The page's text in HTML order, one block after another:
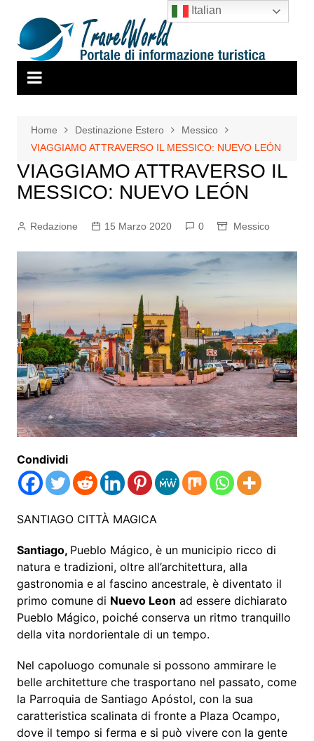
contenuto
Home Destinazione Estero
Messico
VIAGGIAMO ATTRAVERSO IL MESSICO: NUEVO LEÓN
VIAGGIAMO ATTRAVERSO IL
MESSICO: NUEVO LEÓN
Redazione 15 Marzo 2020 0 Messico
Condividi
SANTIAGO CITTÀ MAGICA
Santiago, Pueblo Mágico, è un municipio ricco di
natura e tradizioni, oltre all’architettura, alla
gastronomia e al fascino ancestrale, è diventato il
primo comune di Nuevo Leon ad essere dichiarato
Pueblo Mágico, poiché conserva un ritmo tranquillo
della vita nordorientale di un tempo.
Nel capoluogo comunale si possono ammirare le
belle architetture che trasportano nel passato, come
la Parroquia de Santiago Apóstol, con la sua
caratteristica scalinata di fronte a Plaza Ocampo,
dove il tempo si ferma e si può vivere con la gente
Italian